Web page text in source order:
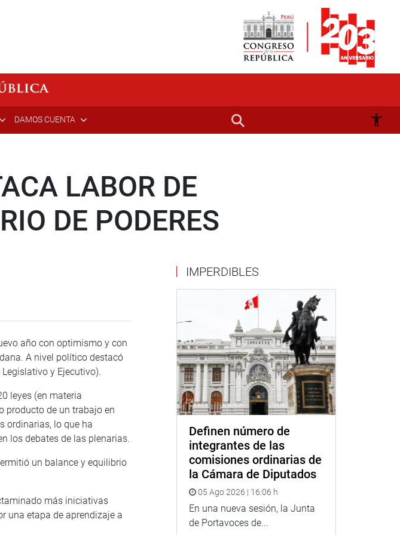
DAMOS CUENTA
LABOR DE
DE PODERES
año con optimismo y con
A nivel político destacó
y Ejecutivo).
leyes (en materia
producto de un trabajo en
ordinarias, lo que ha
los debates de las plenarias.
un balance y equilibrio
más iniciativas
una etapa de aprendizaje a
IMPERDIBLES
Definen número de
integrantes de las
comisiones ordinarias de
la Cámara de Diputados
05 Ago 2026 | 16:06 h
En una nueva sesión, la Junta
de Portavoces de...